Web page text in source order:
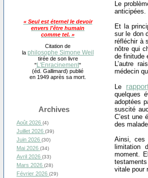
« Seul est éternel le devoir
envers l'être humain
comme tel. »
Citation de
la philosophe Simone Weil
tirée de son livre
"L'Enracinement"
(éd. Gallimard) publié
en 1949 après sa mort.
Archives
Août 2026 (4)
Juillet 2026 (39)
Juin 2026 (30)
Mai 2026 (34)
Avril 2026 (33)
Mars 2026 (28)
Février 2026 (29)
Le
anticipées.
Et la
sur le don
réfléchir à
nôtre qui
de finitude
L’autre
médecin
Le
quelques
adoptées
suscité
C’est une
des
Ainsi, ces
limitation
moment.
vitale pour